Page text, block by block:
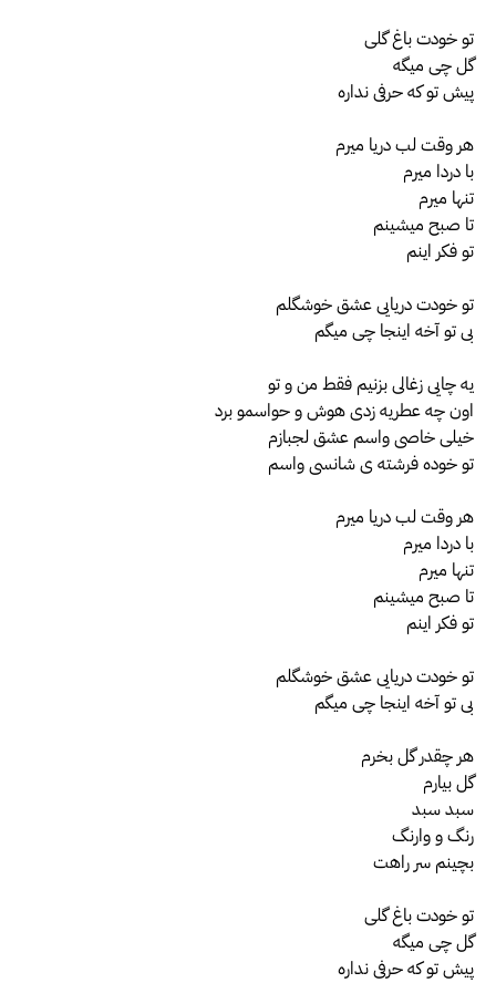
تو خودت باغ گلی
گل چی میگه
پیش تو که حرفی نداره
هر وقت لب دریا میرم
با دردا میرم
تنها میرم
تا صبح میشینم
تو فکر اینم
تو خودت دریایی عشق خوشگلم
بی تو آخه اینجا چی میگم
یه چایی زغالی بزنیم فقط من و تو
اون چه عطریه زدی هوش و حواسمو برد
خیلی خاصی واسم عشق لجبازم
تو خوده فرشته ی شانسی واسم
هر وقت لب دریا میرم
با دردا میرم
تنها میرم
تا صبح میشینم
تو فکر اینم
تو خودت دریایی عشق خوشگلم
بی تو آخه اینجا چی میگم
هر چقدر گل بخرم
گل بیارم
سبد سبد
رنگ و وارنگ
بچینم سر راهت
تو خودت باغ گلی
گل چی میگه
پیش تو که حرفی نداره